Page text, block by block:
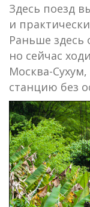
Здесь поезд
и
Раньше здесь
но сейчас
Москва-
станцию без